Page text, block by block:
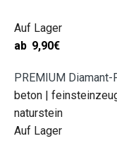
Auf Lager
ab 9,90€
PREMIUM
beton |
naturstein
Auf Lager